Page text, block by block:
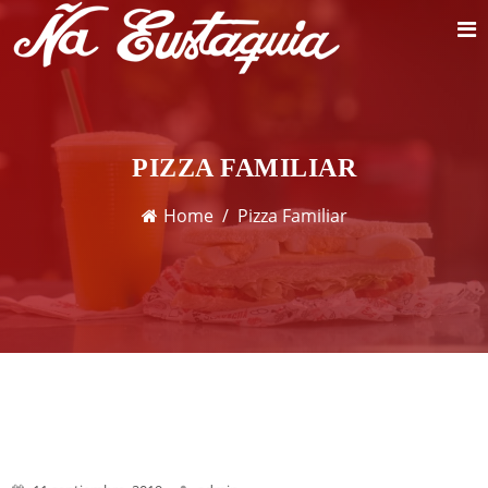
PIZZA FAMILIAR
Home Pizza Familiar